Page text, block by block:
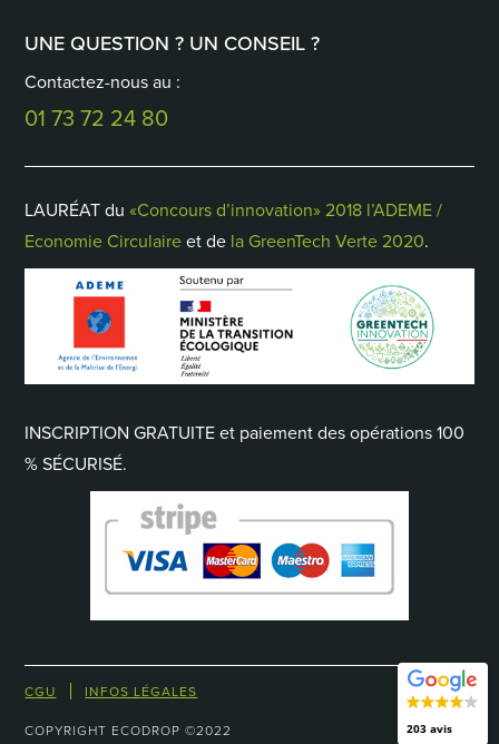
203 avis
UNE QUESTION ? UN CONSEIL ?
Contactez-nous au :
01 73 72 24 80
LAURÉAT du«Concours d’innovation» 2018 l’ADEME /
Economie Circulaireet de la GreenTech Verte 2020.
INSCRIPTION GRATUITE et paiement des opérations 100
% SÉCURISÉ.
CGU
INFOS LÉGALES
COPYRIGHT ECODROP ©2022